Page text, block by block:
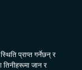
प्राप्त गर्नेछन् र
जान र